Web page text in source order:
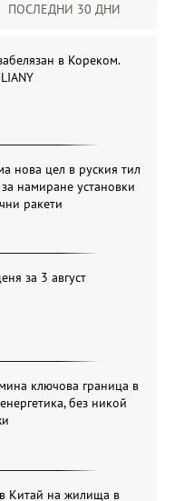
ПОСЛЕДНИ 30 ДНИ
в Кореком.
нова цел в руския тил
намиране установки
ракети
за 3 август
ключова граница в
без никой
Китай на жилища в